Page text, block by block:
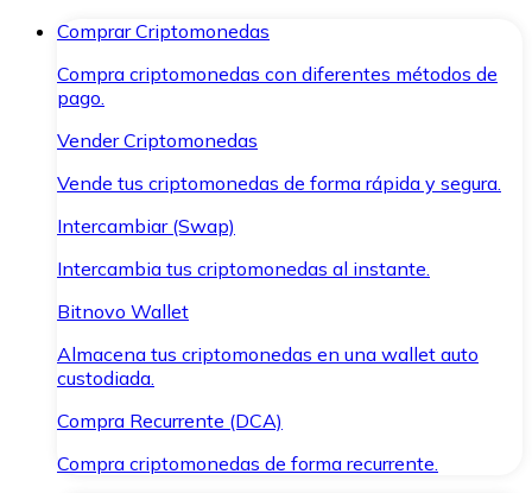
Comprar Criptomonedas
Compra criptomonedas con diferentes métodos de
pago.
Vender Criptomonedas
Vende tus criptomonedas de forma rápida y segura.
Intercambiar (Swap)
Intercambia tus criptomonedas al instante.
Bitnovo Wallet
Almacena tus criptomonedas en una wallet auto
custodiada.
Compra Recurrente (DCA)
Compra criptomonedas de forma recurrente.